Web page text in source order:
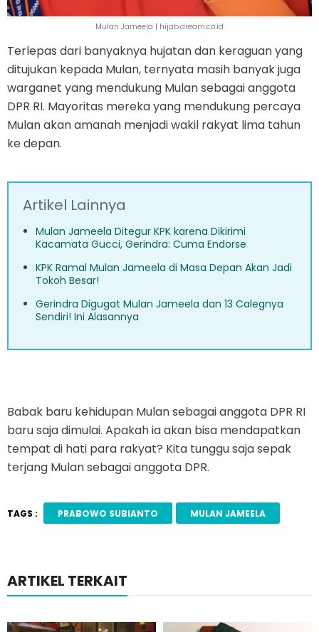
Mulan Jameela | hijab.dream.co.id
Terlepas dari banyaknya hujatan dan keraguan yang
ditujukan kepada Mulan, ternyata masih banyak juga
warganet yang mendukung Mulan sebagai anggota
DPR RI. Mayoritas mereka yang mendukung percaya
Mulan akan amanah menjadi wakil rakyat lima tahun
ke depan.
Artikel Lainnya
Mulan Jameela Ditegur KPK karena Dikirimi
Kacamata Gucci, Gerindra: Cuma Endorse
KPK Ramal Mulan Jameela di Masa Depan Akan Jadi
Tokoh Besar!
Gerindra Digugat Mulan Jameela dan 13 Calegnya
Sendiri! Ini Alasannya
Babak baru kehidupan Mulan sebagai anggota DPR RI
baru saja dimulai. Apakah ia akan bisa mendapatkan
tempat di hati para rakyat? Kita tunggu saja sepak
terjang Mulan sebagai anggota DPR.
TAGS : PRABOWO SUBIANTO MULAN JAMEELA
ARTIKEL TERKAIT